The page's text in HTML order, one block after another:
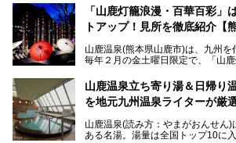
す。
中でも「耕きち(こうきち)の湯」は
り一度廃業しましたが、2024年10
温泉ファンに注目される名湯です
今回は再開した耕きちの湯を訪問し
「山鹿灯籠浪漫・百華百彩」
トアップ！見所を徹底紹介【熊
山鹿温泉(熊本県山鹿市)は、九州を
毎年２月の金土曜日限定で、「山鹿
ます。和傘や竹、ろうそくなどを
ライトアップが無料で楽しめます
日、の合計8日間開催。今回は地元
見所を徹底紹介。併せて、その他イ
山鹿温泉立ち寄り湯＆日帰り
を地元九州温泉ライターが厳
山鹿温泉(読み方：やまがおんせん)
ある名湯。湯量は全国トップ10に